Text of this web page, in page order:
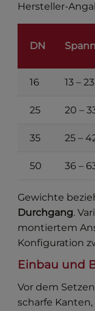
Hersteller-
DN
16 13 –
25 20 –
35 25 –
50 36 –
Gewichte
Durchgang.
montiertem
Konfiguration
Einbau und
Vor dem
scharfe